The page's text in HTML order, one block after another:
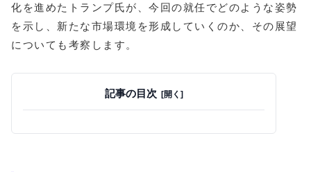
化を進めたトランプ氏が、今回の就任でどのような姿勢
を示し、新たな市場環境を形成していくのか、その展望
についても考察します。
記事の目次